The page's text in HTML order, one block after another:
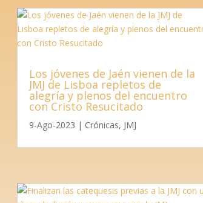
Los jóvenes de Jaén vienen de la
JMJ de Lisboa repletos de
alegría y plenos del encuentro
con Cristo Resucitado
9-Ago-2023 | Crónicas, JMJ